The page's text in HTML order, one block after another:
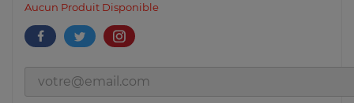
Aucun Produit Disponible